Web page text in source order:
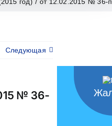
Следующая
№ 36-